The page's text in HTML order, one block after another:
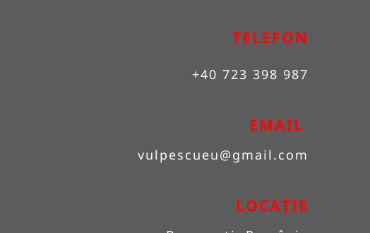
TELEFON
+40 723 398 987
EMAIL
vulpescueu@gmail.com
LOCAȚIE